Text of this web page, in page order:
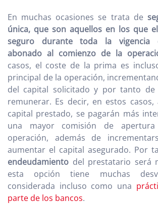
En muchas ocasiones se trata de
única, que son aquellos en los que
seguro durante toda la vigencia
abonado al comienzo de la
casos, el coste de la prima es
principal de la operación,
del capital solicitado y por tanto de
remunerar. Es decir, en estos
capital prestado, se pagarán más
una mayor comisión de
operación, además de
aumentar el capital asegurado. Por
endeudamiento del prestatario será
esta opción tiene muchas
considerada incluso como una
parte de los bancos.